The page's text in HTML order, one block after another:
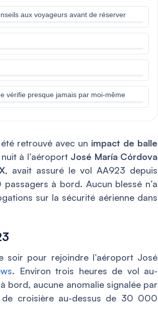
aux voyageurs avant de réserver
vérifie presque jamais par moi-même
retrouvé avec un impact de balle
à l’aéroport José María Córdova
, avait assuré le vol AA923 depuis
à bord. Aucun blessé n’a
sur la sécurité aérienne dans
soir pour rejoindre l’aéroport José
. Environ trois heures de vol au-
bord, aucune anomalie signalée par
de croisière au-dessus de 30 000